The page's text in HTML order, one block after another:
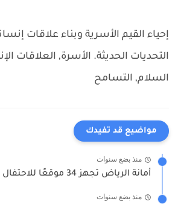
إحياء القيم الأسرية وبناء علاقات
التحديات الحديثة. الأسرة, العلاقات
السلام, التسامح
مواضيع قد تفيدك
منذ بضع سنوات
أمانة الرياض تجهز 34 موقعًا للاحتفال باليوم الوطني الـ94
منذ بضع سنوات